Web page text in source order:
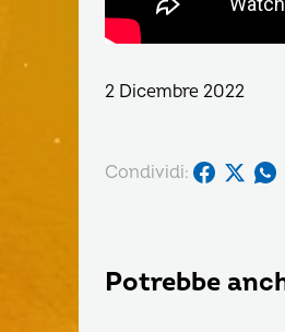
2 Dicembre 2022
Condividi:
Potrebbe